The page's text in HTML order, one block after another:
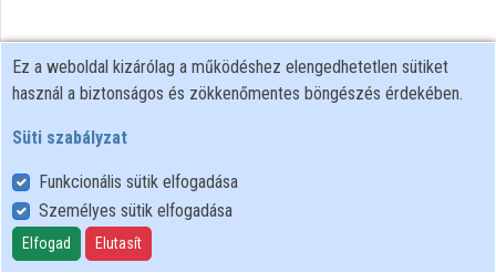
Felhasználói szabályzat
Adatkezelési tájékoztató
Süti szabályzat
Ez a weboldal kizárólag a működéshez elengedhetetlen sütiket
használ a biztonságos és zökkenőmentes böngészés érdekében.
Süti szabályzat
Funkcionális sütik elfogadása
Személyes sütik elfogadása
Elfogad Elutasít